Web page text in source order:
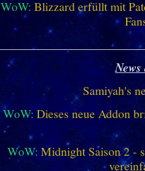
WoW: Blizzard erfüllt mit
Samiyah's
WoW: Dieses neue Addon
WoW:Midnight Saison 2 -